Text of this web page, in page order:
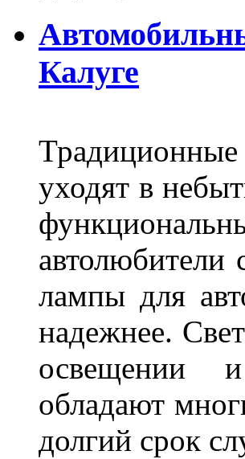
Калуге
уходят в
автолюбители
лампы для
надежнее.
освещении
обладают
долгий срок